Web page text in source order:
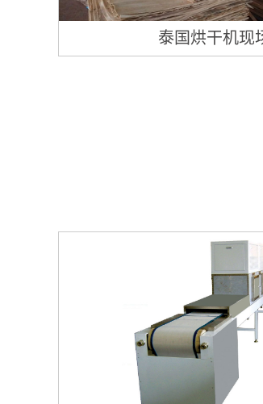
泰国烘干机现